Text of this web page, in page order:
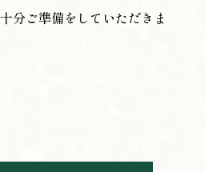
分ご準備をしていただきま